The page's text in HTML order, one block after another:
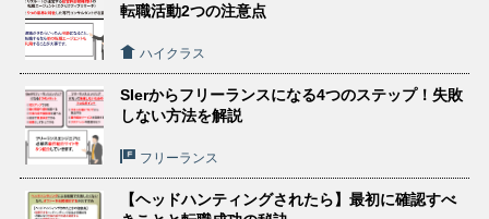
転職活動2つの注意点
ハイクラス
SIerからフリーランスになる4つのステップ！失敗
しない方法を解説
フリーランス
【ヘッドハンティングされたら】最初に確認すべ